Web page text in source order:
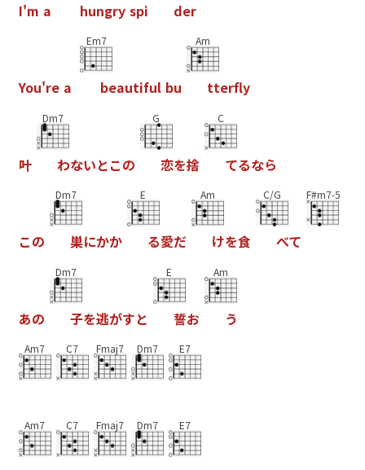
I'm a hungry spi der
You're a
Em7
beautiful bu
Am
tterfy
叶
Dm7
わないとこの
G
恋を捨
C
てるなら
この
Dm7
巣にかか
E
る愛だ
Am
けを食
C/G
べて
F#m7-5
あの
Dm7
子を逃がすと
E
誓お
Am
う
Am7 C7 Fmaj7 Dm7 E7
Am7 C7 Fmaj7 Dm7 E7